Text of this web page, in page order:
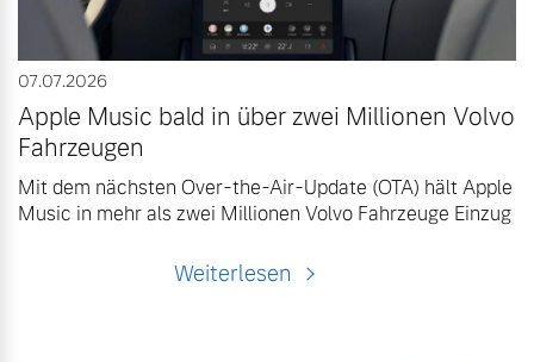
07.07.2026
Apple Music bald in über zwei Millionen Volvo
Fahrzeugen
Mit dem nächsten Over-the-Air-Update (OTA) hält Apple
Music in mehr als zwei Millionen Volvo Fahrzeuge Einzug
Weiterlesen